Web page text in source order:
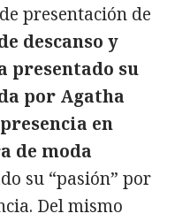
presentación de
descanso y
presentado su
por Agatha
en
de moda
su “pasión” por
Del mismo